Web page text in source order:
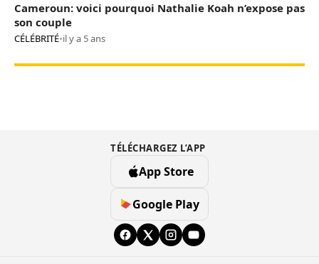
Cameroun: voici pourquoi Nathalie Koah n’expose pas
son couple
CÉLÉBRITÉ•il y a 5 ans
TÉLÉCHARGEZ L’APP
App Store
Google Play